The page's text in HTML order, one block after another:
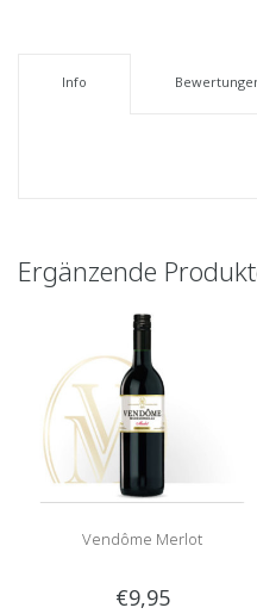
Info
Ergänzende
Vendôme Merlot
€9,95